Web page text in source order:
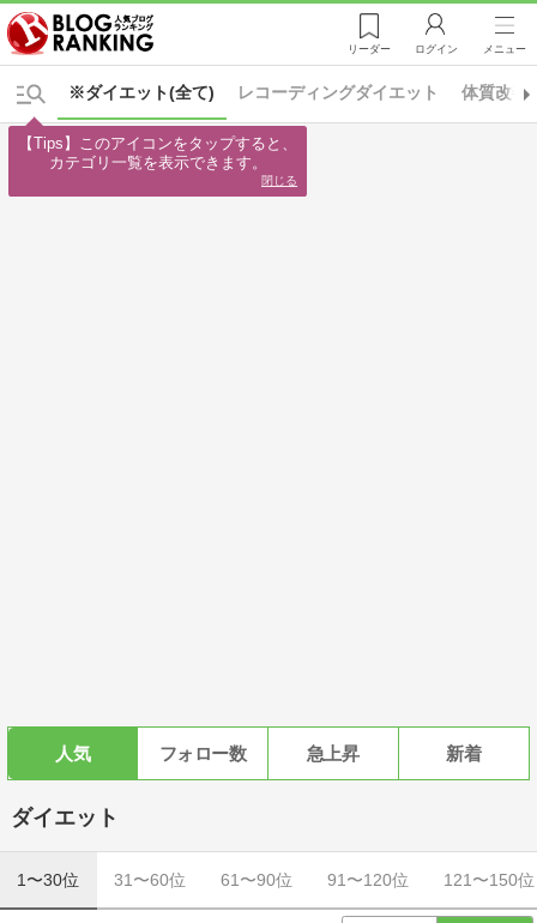
リーダー ログイン メニュー
※ダイエット(全て) レコーディングダイエット 体質改善
人気 フォロー数 急上昇 新着
ダイエット
1〜30位 31〜60位 61〜90位 91〜120位 121〜150位
【Tips】このアイコンをタップすると、
カテゴリ一覧を表示できます。
閉じる